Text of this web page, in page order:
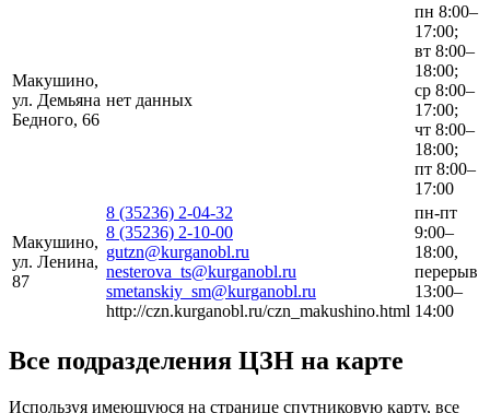
Макушино,
ул. Демьяна
Бедного, 66
нет данных
пн 8:00–
17:00;
вт 8:00–
18:00;
ср 8:00–
17:00;
чт 8:00–
18:00;
пт 8:00–
17:00
Макушино,
ул. Ленина,
87
8 (35236) 2-04-32
8 (35236) 2-10-00
gutzn@kurganobl.ru
nesterova_ts@kurganobl.ru
smetanskiy_sm@kurganobl.ru
http://czn.kurganobl.ru/czn_makushino.html
пн-пт
9:00–
18:00,
перерыв
13:00–
14:00
Все подразделения ЦЗН на карте
Используя имеющуюся на странице спутниковую карту, все